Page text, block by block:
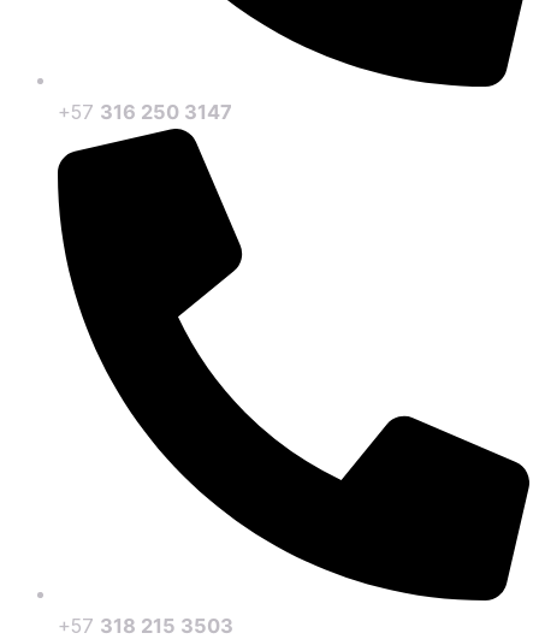
+57 316 250 3147
+57 318 215 3503